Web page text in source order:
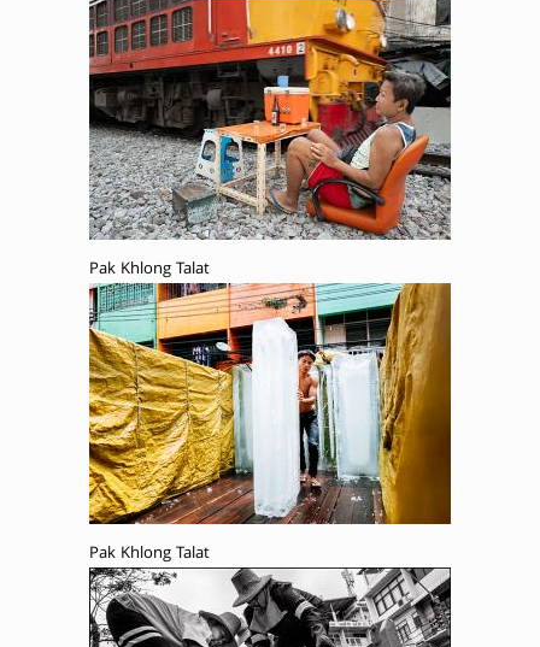
Pak Khlong Talat
Pak Khlong Talat